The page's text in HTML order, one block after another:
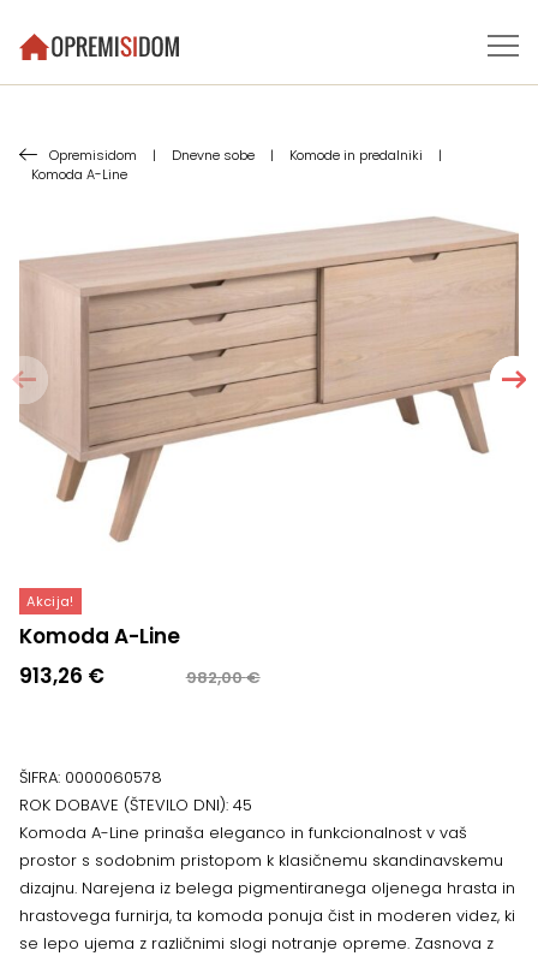
Opremisidom | Dnevne sobe | Komode in predalniki
|
Komoda A-Line
Akcija!
Komoda A-Line
982,00€
Izvirna
982,00 €.
913,26 €
Trenutna
ŠIFRA: 0000060578
ROK DOBAVE (ŠTEVILO DNI): 45
Komoda A-Line prinaša eleganco in funkcionalnost v vaš
prostor s sodobnim pristopom k klasičnemu skandinavskemu
dizajnu. Narejena iz belega pigmentiranega oljenega hrasta in
hrastovega furnirja, ta komoda ponuja čist in moderen videz, ki
se lepo ujema z različnimi slogi notranje opreme. Zasnova z